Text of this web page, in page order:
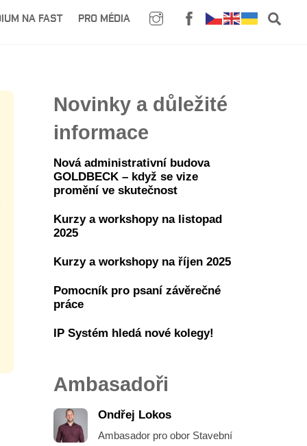
NA FAST PRO MÉDIA
Novinky a důležité
informace
Nová administrativní budova
GOLDBECK – když se vize
promění ve skutečnost
Kurzy a workshopy na listopad
2025
Kurzy a workshopy na říjen 2025
Pomocník pro psaní závěrečné
práce
IP Systém hledá nové kolegy!
Ambasadoři
Ondřej Lokos
Ambasador pro obor Stavební